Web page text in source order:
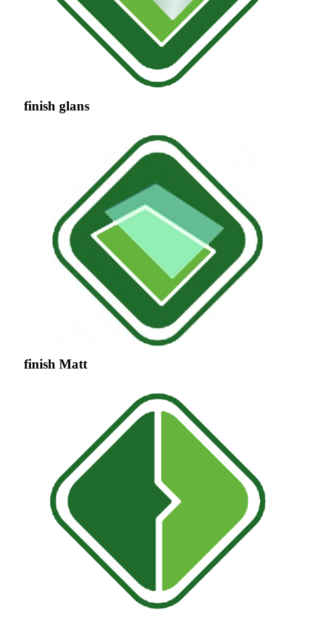
finish glans
finish Matt